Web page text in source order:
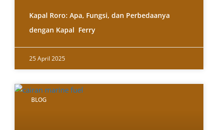
Kapal Roro: Apa, Fungsi, dan Perbedaanya
dengan Kapal Ferry
25 April 2025
BLOG